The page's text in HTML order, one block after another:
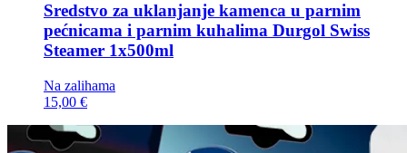
Sredstvo za uklanjanje kamenca u parnim
pećnicama i parnim kuhalima Durgol Swiss
Steamer 1x500ml
Na zalihama
15,00 €